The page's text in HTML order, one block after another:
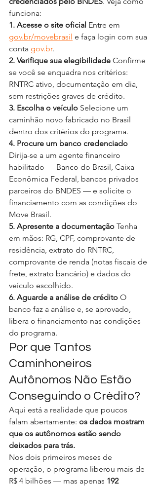
funciona:
1. Acesse o site oficial Entre em
gov.br/movebrasil e faça login com sua
conta gov.br.
2. Verifique sua elegibilidade Confirme
se você se enquadra nos critérios:
RNTRC ativo, documentação em dia,
sem restrições graves de crédito.
3. Escolha o veículo Selecione um
caminhão novo fabricado no Brasil
dentro dos critérios do programa.
4. Procure um banco credenciado
Dirija-se a um agente financeiro
habilitado — Banco do Brasil, Caixa
Econômica Federal, bancos privados
parceiros do BNDES — e solicite o
financiamento com as condições do
Move Brasil.
5. Apresente a documentação Tenha
em mãos: RG, CPF, comprovante de
residência, extrato do RNTRC,
comprovante de renda (notas fiscais de
frete, extrato bancário) e dados do
veículo escolhido.
6. Aguarde a análise de crédito O
banco faz a análise e, se aprovado,
libera o financiamento nas condições
do programa.
Por que Tantos
Caminhoneiros
Autônomos Não Estão
Conseguindo o Crédito?
Aqui está a realidade que poucos
falam abertamente: os dados mostram
que os autônomos estão sendo
deixados para trás.
Nos dois primeiros meses de
operação, o programa liberou mais de
R$ 4 bilhões — mas apenas 192